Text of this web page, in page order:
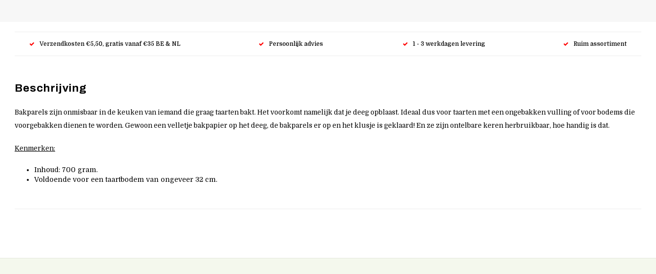
Verzendkosten €5,50, gratis vanaf €35 BE & NL Persoonlijk advies 1 - 3 werkdagen levering Ruim assortiment
Beschrijving
Bakparels zijn onmisbaar in de keuken van iemand die graag taarten bakt. Het voorkomt namelijk dat je deeg opblaast. Ideaal dus voor taarten met een ongebakken vulling of voor bodems die
voorgebakken dienen te worden. Gewoon een velletje bakpapier op het deeg, de bakparels er op en het klusje is geklaard! En ze zijn ontelbare keren herbruikbaar, hoe handig is dat.
Kenmerken:
Inhoud: 700 gram.
Voldoende voor een taartbodem van ongeveer 32 cm.